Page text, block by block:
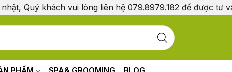
Quý khách vui lòng liên hệ 079.8979.182 để được tư